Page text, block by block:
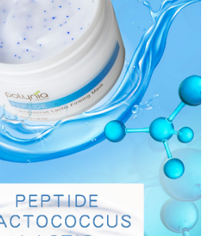
先徵得法定代理人或監護人之同意方可使用
未經同意申辦者引起之損失，本公司不負相關責
付」時，將依據個別帳號之用戶狀況，依本公司即
度；若仍有額度不足之情形，本公司將視審查結果
號或使用他人資訊註冊。若發現惡意使用之情形，
有權停止該用戶之使用額度並採取法律行動。
含以上)免運費